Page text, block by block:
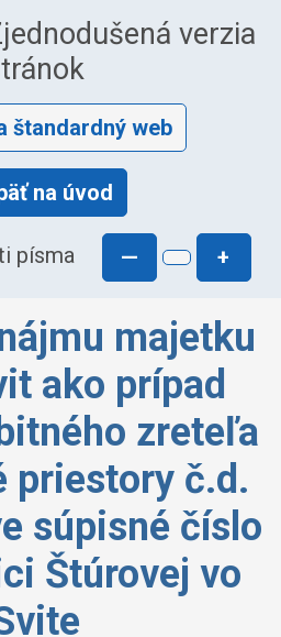
verzia
štandardný web
na úvod
písma — +
majetku
ako prípad
zreteľa
priestory č.d.
súpisné číslo
Štúrovej vo